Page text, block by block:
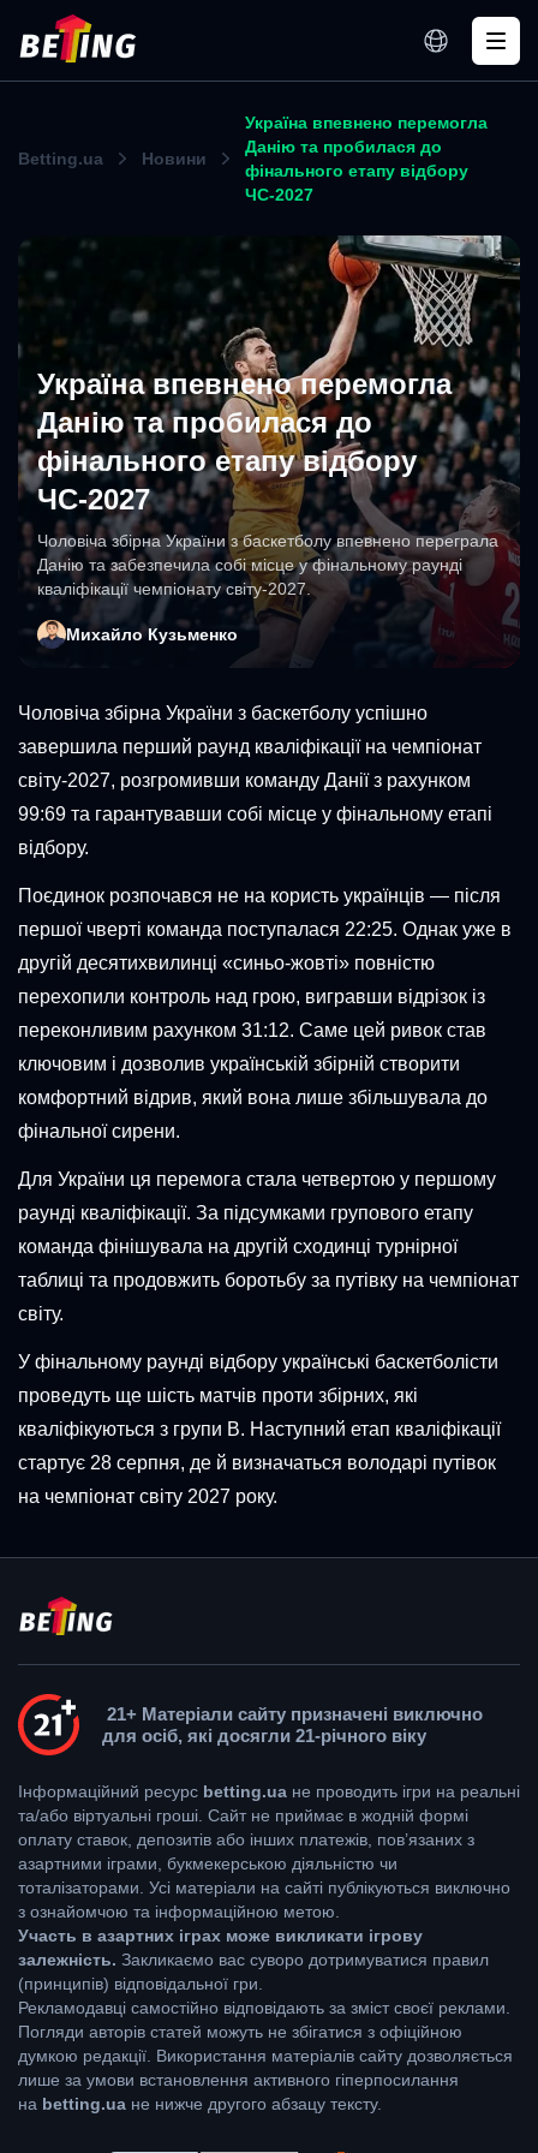
Betting.ua Новини
Україна впевнено перемогла
Данію та пробилася до
фінального етапу відбору
ЧС-2027
Україна впевнено перемогла
Данію та пробилася до
фінального етапу відбору
ЧС-2027
Чоловіча збірна України з баскетболу впевнено переграла
Данію та забезпечила собі місце у фінальному раунді
кваліфікації чемпіонату світу-2027.
Михайло Кузьменко
Чоловіча збірна України з баскетболу успішно
завершила перший раунд кваліфікації на чемпіонат
світу-2027, розгромивши команду Данії з рахунком
99:69 та гарантувавши собі місце у фінальному етапі
відбору.
Поєдинок розпочався не на користь українців — після
першої чверті команда поступалася 22:25. Однак уже в
другій десятихвилинці «синьо-жовті» повністю
перехопили контроль над грою, вигравши відрізок із
переконливим рахунком 31:12. Саме цей ривок став
ключовим і дозволив українській збірній створити
комфортний відрив, який вона лише збільшувала до
фінальної сирени.
Для України ця перемога стала четвертою у першому
раунді кваліфікації. За підсумками групового етапу
команда фінішувала на другій сходинці турнірної
таблиці та продовжить боротьбу за путівку на чемпіонат
світу.
У фінальному раунді відбору українські баскетболісти
проведуть ще шість матчів проти збірних, які
кваліфікуються з групи B. Наступний етап кваліфікації
стартує 28 серпня, де й визначаться володарі путівок
на чемпіонат світу 2027 року.
21+ Матеріали сайту призначені виключно
для осіб, які досягли 21-річного віку
Інформаційний ресурс betting.ua не проводить ігри на реальні
та/або віртуальні гроші. Сайт не приймає в жодній формі
оплату ставок, депозитів або інших платежів, пов’язаних з
азартними іграми, букмекерською діяльністю чи
тоталізаторами. Усі матеріали на сайті публікуються виключно
з ознайомчою та інформаційною метою.
Участь в азартних іграх може викликати ігрову
залежність. Закликаємо вас суворо дотримуватися правил
(принципів) відповідальної гри.
Рекламодавці самостійно відповідають за зміст своєї реклами.
Погляди авторів статей можуть не збігатися з офіційною
думкою редакції. Використання матеріалів сайту дозволяється
лише за умови встановлення активного гіперпосилання
на betting.ua не нижче другого абзацу тексту.